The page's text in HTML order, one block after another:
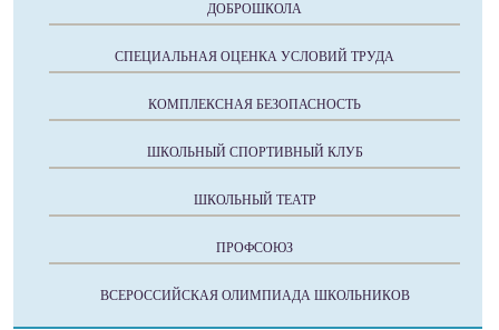
ДОБРОШКОЛА
СПЕЦИАЛЬНАЯ ОЦЕНКА УСЛОВИЙ ТРУДА
КОМПЛЕКСНАЯ БЕЗОПАСНОСТЬ
ШКОЛЬНЫЙ СПОРТИВНЫЙ КЛУБ
ШКОЛЬНЫЙ ТЕАТР
ПРОФСОЮЗ
ВСЕРОССИЙСКАЯ ОЛИМПИАДА ШКОЛЬНИКОВ